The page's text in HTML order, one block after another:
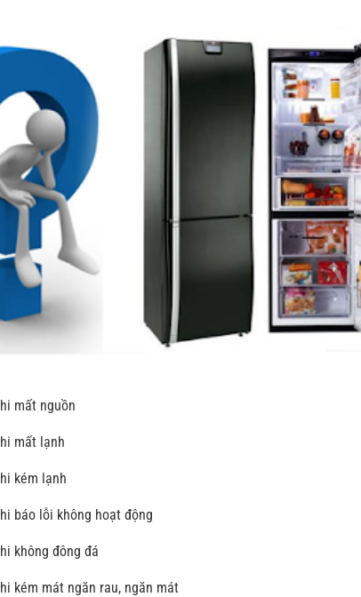
mất nguồn
mất lạnh
kém lạnh
báo lỗi không hoạt động
không đông đá
kém mát ngăn rau, ngăn mát